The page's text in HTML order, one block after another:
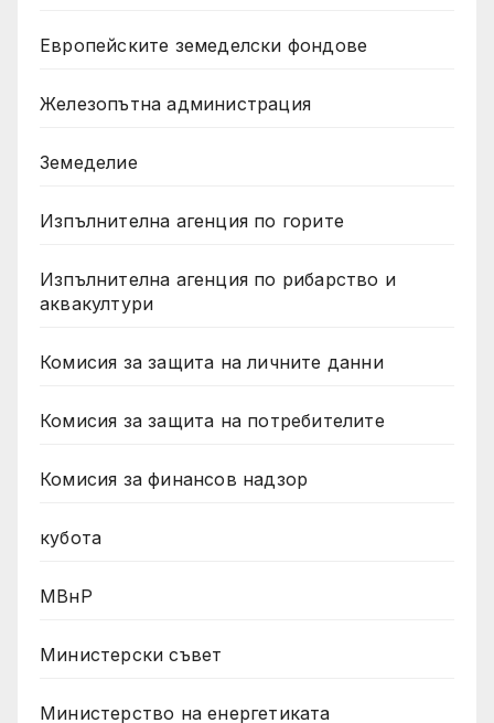
Европейските земеделски фондове
Железопътна администрация
Земеделие
Изпълнителна агенция по горите
Изпълнителна агенция по рибарство и
аквакултури
Комисия за защита на личните данни
Комисия за защита на потребителите
Комисия за финансов надзор
кубота
МВнР
Министерски съвет
Министерство на енергетиката